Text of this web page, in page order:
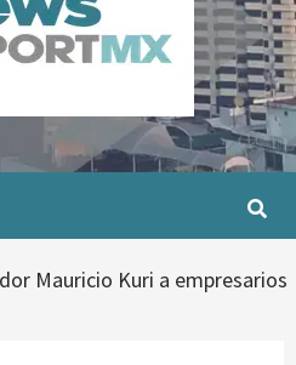
Mauricio Kuri a empresarios